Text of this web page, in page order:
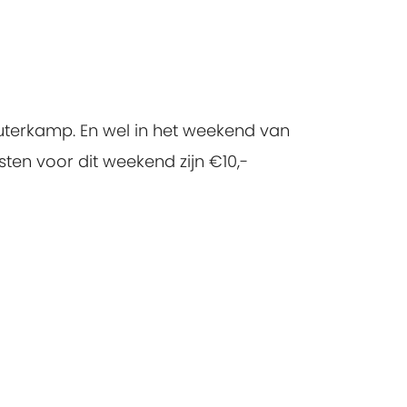
En wel in het weekend van
voor dit weekend zijn €10,-